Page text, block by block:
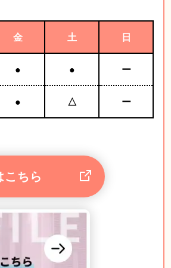
金 土 日
● ● ー
● △ ー
ちら